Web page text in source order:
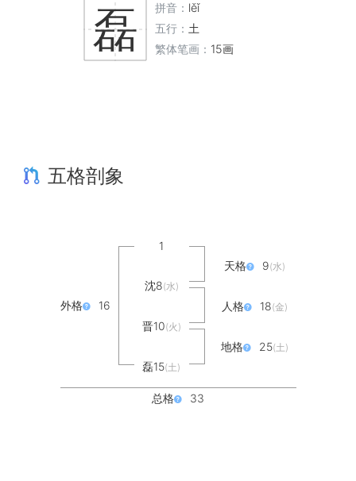
磊 拼音： lěǐ
五行： 土
繁体笔画： 15画
五格剖象
外格 16
1
沈8(水)
晋10(火)
磊15(土)
天格 9(水)
人格 18(金)
地格 25(土)
总格 33